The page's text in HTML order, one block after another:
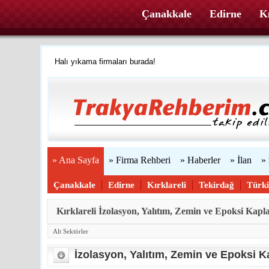
Çanakkale Edirne
Halı yıkama firmaları burada!
» Ana Sayfa » Firma Rehberi » Haberler » İlan »
Çanakkale Edirne Kırklareli Tekirdağ
Kırklareli İzolasyon, Yalıtım, Zemin ve Epoksi
Alt Sektörler
İzolasyon, Yalıtım, Zemin ve Epoksi